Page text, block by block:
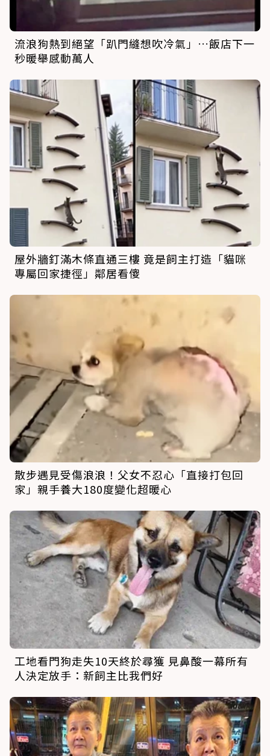
流浪狗熱到絕望「趴門縫想吹冷氣」…飯店下一
秒暖舉感動萬人
屋外牆釘滿木條直通三樓 竟是飼主打造「貓咪
專屬回家捷徑」鄰居看傻
散步遇見受傷浪浪！父女不忍心「直接打包回
家」親手養大180度變化超暖心
工地看門狗走失10天終於尋獲 見鼻酸一幕所有
人決定放手：新飼主比我們好